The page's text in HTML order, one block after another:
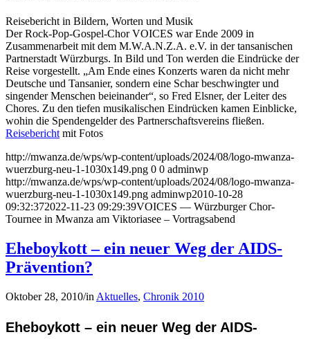
Reisebericht in Bildern, Worten und Musik
Der Rock-Pop-Gospel-Chor VOICES war Ende 2009 in
Zusammenarbeit mit dem M.W.A.N.Z.A. e.V. in der tansanischen
Partnerstadt Würzburgs. In Bild und Ton werden die Eindrücke der
Reise vorgestellt. „Am Ende eines Konzerts waren da nicht mehr
Deutsche und Tansanier, sondern eine Schar beschwingter und
singender Menschen beieinander“, so Fred Elsner, der Leiter des
Chores. Zu den tiefen musikalischen Eindrücken kamen Einblicke,
wohin die Spendengelder des Partnerschaftsvereins fließen.
Reisebericht mit Fotos
http://mwanza.de/wps/wp-content/uploads/2024/08/logo-mwanza-
wuerzburg-neu-1-1030x149.png 0 0 adminwp
http://mwanza.de/wps/wp-content/uploads/2024/08/logo-mwanza-
wuerzburg-neu-1-1030x149.png adminwp2010-10-28
09:32:372022-11-23 09:29:39VOICES — Würzburger Chor-
Tournee in Mwanza am Viktoriasee – Vortragsabend
Eheboykott – ein neuer Weg der AIDS-
Prävention?
Oktober 28, 2010/in Aktuelles, Chronik 2010
Eheboykott – ein neuer Weg der AIDS-